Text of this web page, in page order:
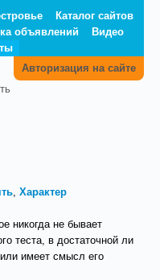
Каталог сайтов
объявлений
Видео
Авторизация на сайте
, Характер
никогда не бывает
теста, в достаточной ли
имеет смысл его